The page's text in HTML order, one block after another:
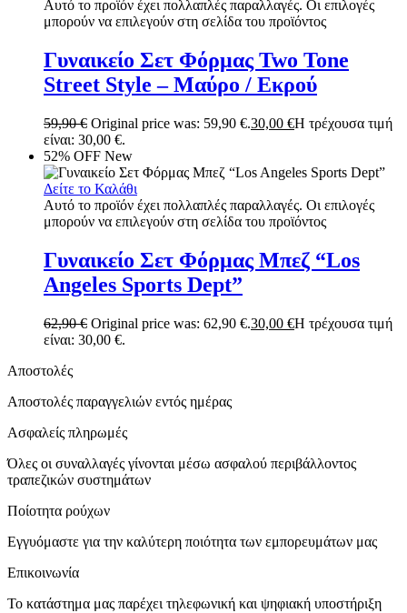
Αυτό το προϊόν έχει πολλαπλές παραλλαγές. Οι επιλογές
μπορούν να επιλεγούν στη σελίδα του προϊόντος
Γυναικείο Σετ Φόρμας Two Tone
Street Style – Μαύρο / Εκρού
59,90€ Original price was: 59,90 €.30,00 €Η τρέχουσα τιμή
είναι: 30,00 €.
52% OFF New
Δείτε το Καλάθι
Αυτό το προϊόν έχει πολλαπλές παραλλαγές. Οι επιλογές
μπορούν να επιλεγούν στη σελίδα του προϊόντος
Γυναικείο Σετ Φόρμας Μπεζ “Los
Angeles Sports Dept”
62,90€ Original price was: 62,90 €.30,00 €Η τρέχουσα τιμή
είναι: 30,00 €.
Αποστολές
Αποστολές παραγγελιών εντός ημέρας
Ασφαλείς πληρωμές
Όλες οι συναλλαγές γίνονται μέσω ασφαλού περιβάλλοντος
τραπεζικών συστημάτων
Ποίοτητα ρούχων
Εγγυόμαστε για την καλύτερη ποιότητα των εμπορευμάτων μας
Επικοινωνία
Το κατάστημα μας παρέχει τηλεφωνική και ψηφιακή υποστήριξη